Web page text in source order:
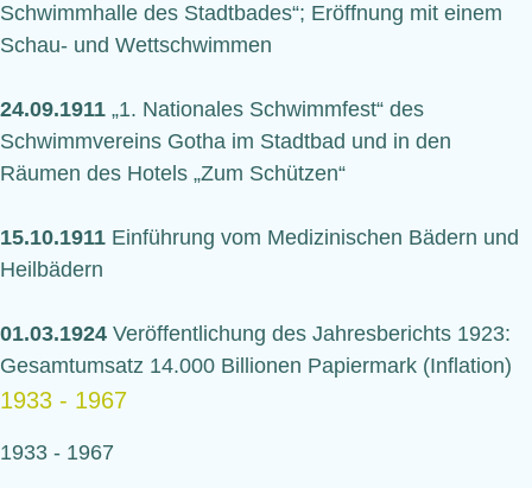
Schwimmhalle des Stadtbades“; Eröffnung mit einem
Schau- und Wettschwimmen
24.09.1911 „1. Nationales Schwimmfest“ des
Schwimmvereins Gotha im Stadtbad und in den
Räumen des Hotels „Zum Schützen“
15.10.1911 Einführung vom Medizinischen Bädern und
Heilbädern
01.03.1924 Veröffentlichung des Jahresberichts 1923:
Gesamtumsatz 14.000 Billionen Papiermark (Inflation)
1933 - 1967
1933 - 1967